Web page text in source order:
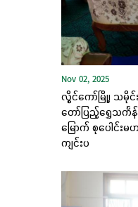
Nov 02, 2025
လွိုင်ကော်မြို့၊ သမိုင်
တော်ပြည့်ရွှေသင်္က
မြောက် စုပေါင်
ကျင်းပ